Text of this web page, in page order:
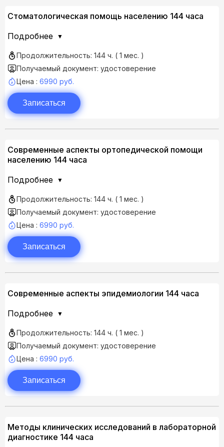
Стоматологическая помощь населению 144 часа
Подробнее
Продолжительность: 144 ч. ( 1 мес. )
Получаемый документ: удостоверение
Цена : 6990 руб.
Записаться
Современные аспекты ортопедической помощи
населению 144 часа
Подробнее
Продолжительность: 144 ч. ( 1 мес. )
Получаемый документ: удостоверение
Цена : 6990 руб.
Записаться
Современные аспекты эпидемиологии 144 часа
Подробнее
Продолжительность: 144 ч. ( 1 мес. )
Получаемый документ: удостоверение
Цена : 6990 руб.
Записаться
Методы клинических исследований в лабораторной
диагностике 144 часа